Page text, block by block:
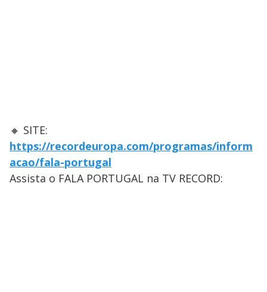
🔸 SITE:
https://recordeuropa.com/programas/inform
acao/fala-portugal
Assista o FALA PORTUGAL na TV RECORD: